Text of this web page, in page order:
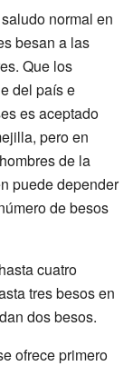
normal en
besan a las
Que los
del país e
es aceptado
pero en
de la
puede depender
de besos
cuatro
tres besos en
dos besos.
ofrece primero